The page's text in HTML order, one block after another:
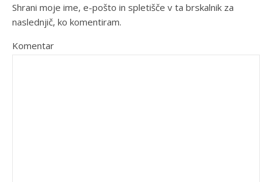
Shrani moje ime, e-pošto in spletišče v ta brskalnik za
naslednjič, ko komentiram.
Komentar